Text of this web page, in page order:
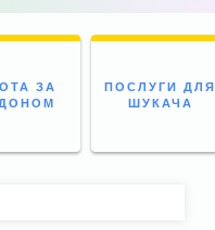
ЗА
ПОСЛУГИ ДЛЯ
ШУКАЧА